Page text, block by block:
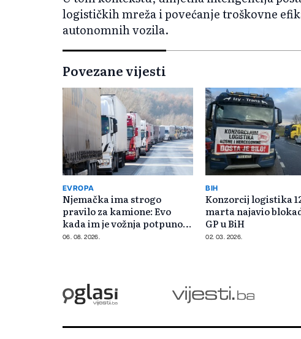
logističkih mreža i povećanje troškovne
autonomnih vozila.
Povezane vijesti
EVROPA
Njemačka ima strogo
pravilo za kamione: Evo
kada im je vožnja potpuno
zabranjena
06. 08. 2026.
BIH
Konzorcij logistika
marta najavio
GP u BiH
02. 03. 2026.